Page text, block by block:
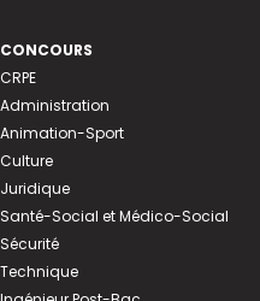
CONCOURS
CRPE
Administration
Animation-Sport
Culture
Juridique
Santé-Social et Médico-Social
Sécurité
Technique